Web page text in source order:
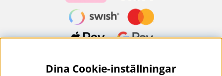
Nyhetsbrev?Dina Cookie-inställningar